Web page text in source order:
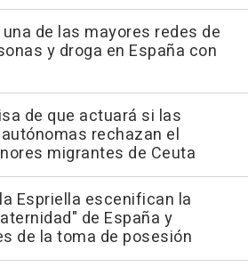
de las mayores redes de
y droga en España con
de que actuará si las
rechazan el
migrantes de Ceuta
Espriella escenifican la
de España y
de la toma de posesión